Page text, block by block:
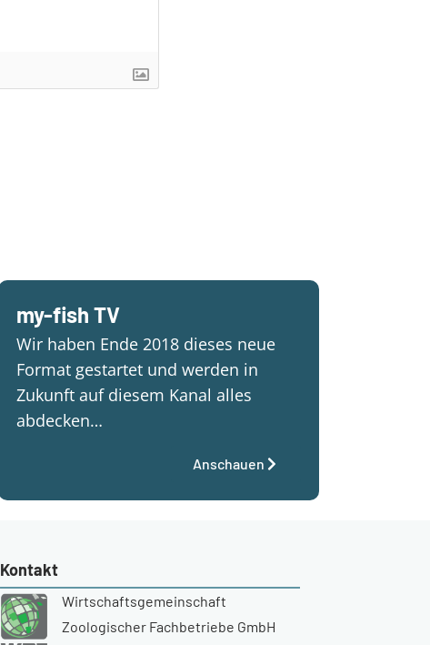
my-fish TV
Wir haben Ende 2018 dieses neue
Format gestartet und werden in
Zukunft auf diesem Kanal alles
abdecken…
Anschauen
Kontakt
Wirtschaftsgemeinschaft
Zoologischer Fachbetriebe GmbH